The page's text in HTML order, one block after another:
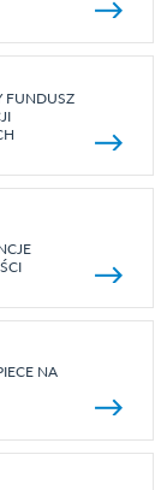
FUNDUSZ
NA